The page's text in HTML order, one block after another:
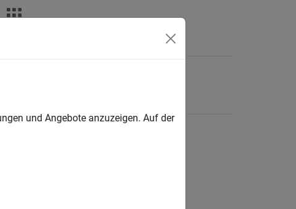
und Angebote anzuzeigen. Auf der